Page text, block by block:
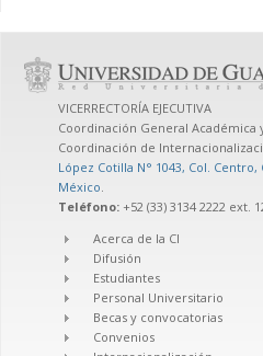
VICERRECTORÍA EJECUTIVA
Coordinación General Académica
Coordinación de
López Cotilla N° 1043, Col. Centro,
México.
Teléfono: +52 (33) 3134 2222 ext.
Acerca de la CI
Difusión
Estudiantes
Personal Universitario
Becas y convocatorias
Convenios